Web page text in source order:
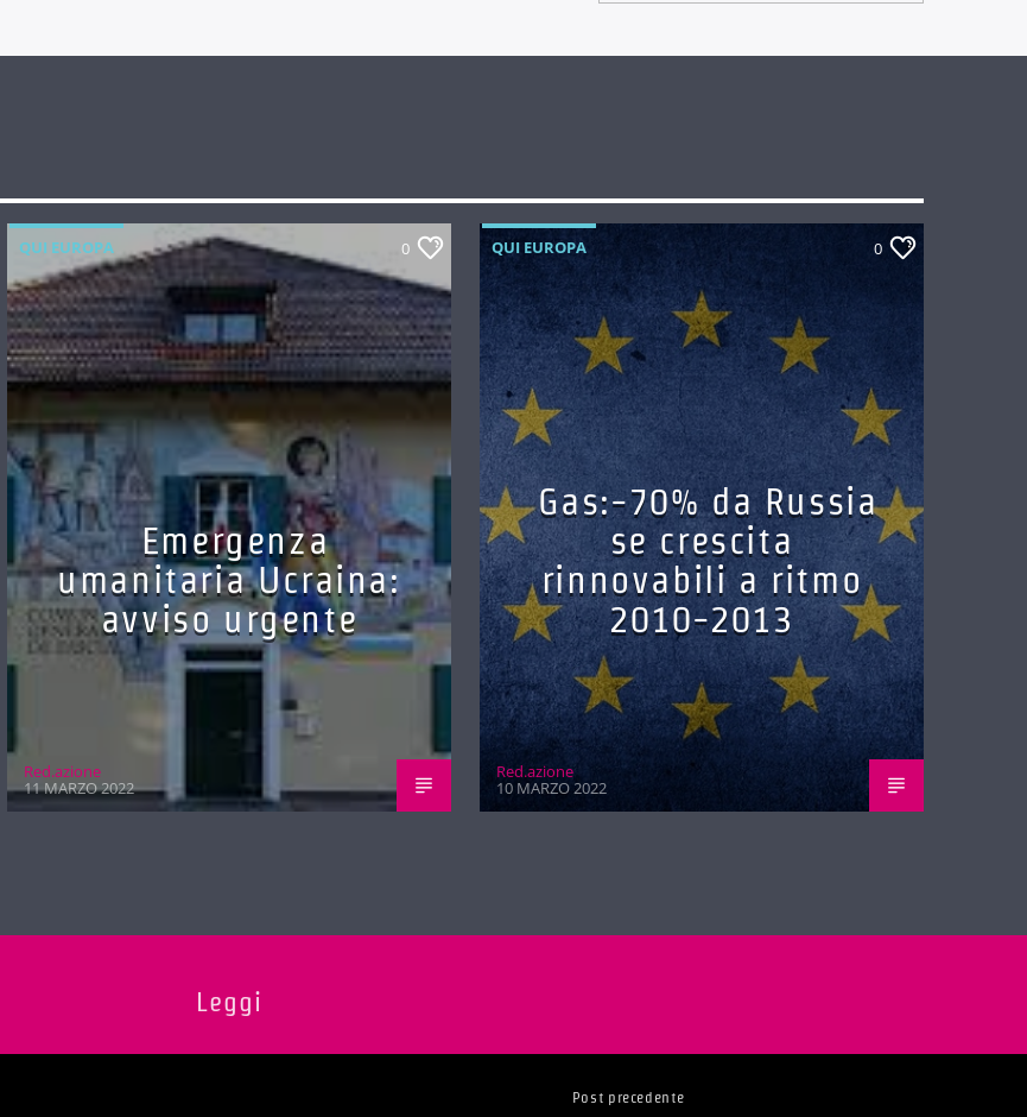
QUI EUROPA 0
Emergenza
umanitaria Ucraina:
avviso urgente
Red.azione
11 MARZO 2022
QUI EUROPA 0
Gas:-70% da Russia
se crescita
rinnovabili a ritmo
2010-2013
Red.azione
10 MARZO 2022
Leggi
Post precedente